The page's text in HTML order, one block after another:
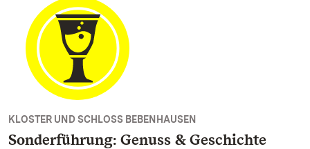
KLOSTER UND SCHLOSS BEBENHAUSEN
Sonderführung: Genuss & Geschichte